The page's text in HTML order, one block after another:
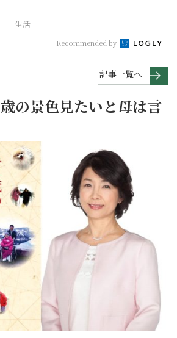
生活
Recommended by
記事一覧へ
の景色見たいと母は言